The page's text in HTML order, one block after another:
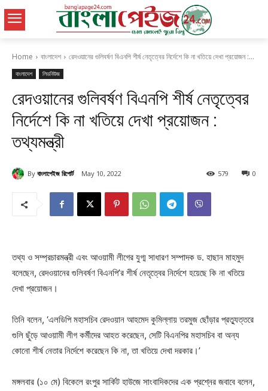
Home বাংলাদেশ রেদওয়ানের গুলিবর্ষণ বিএনপি শীর্ষ নেতৃত্বের নির্দেশে কি না খতিয়ে দেখা প্রয়োজন :...
বাংলাদেশ লিডনিউজ
রেদওয়ানের গুলিবর্ষণ বিএনপি শীর্ষ নেতৃত্বের
নির্দেশে কি না খতিয়ে দেখা প্রয়োজন :
তথ্যমন্ত্রী
By বাংলাপেইজ রিপোর্ট May 10, 2022 0
579
তথ্য ও সম্প্রচারমন্ত্রী এবং আওয়ামী লীগের যুগ্ম সাধারণ সম্পাদক ড. হাছান মাহমুদ
বলেছেন, রেদওয়ানের গুলিবর্ষণ বিএনপি’র শীর্ষ নেতৃত্বের নির্দেশে হয়েছে কি না খতিয়ে
দেখা প্রয়োজন।
তিনি বলেন, ‘এলডিপি মহাসচিব রেদওয়ান আহমেদ কুমিল্লায় তরমুজ ছোঁড়ার প্রত্যুত্তরে
গুলি ছুঁড়ে আওয়ামী লীগ কর্মীদের আহত করেছেন, সেটি বিএনপির মহাসচিব বা অন্য
কোনো শীর্ষ নেতার নির্দেশে করেছেন কি না, তা খতিয়ে দেখা দরকার।’
মঙ্গলবার (১০ মে) বিকেলে রংপুর সার্কিট হাউজে সাংবাদিকদের এক প্রশ্নের জবাবে বলেন,